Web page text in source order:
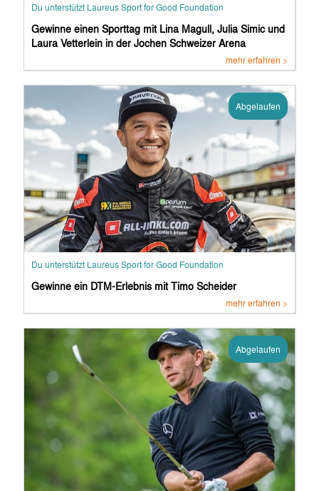
Du unterstützt Laureus Sport for Good Foundation
Gewinne einen Sporttag mit Lina Magull, Julia Simic und
Laura Vetterlein in der Jochen Schweizer Arena
mehr erfahren >
Abgelaufen
Du unterstützt Laureus Sport for Good Foundation
Gewinne ein DTM-Erlebnis mit Timo Scheider
mehr erfahren >
Abgelaufen